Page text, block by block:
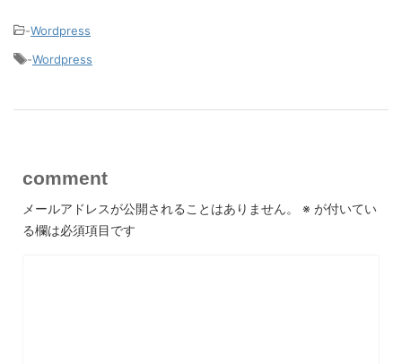
-Wordpress
-Wordpress
comment
メールアドレスが公開されることはありません。 ※ が付いてい
る欄は必須項目です